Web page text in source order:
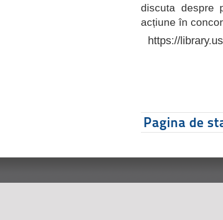
discuta despre
acțiune în
https://
Pagina de